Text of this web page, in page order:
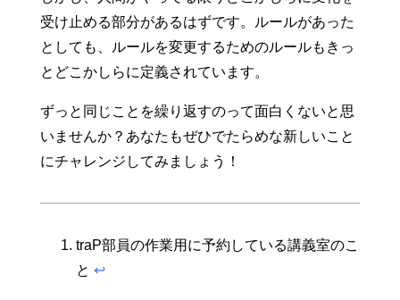
受け止める部分があるはずです。ルールがあった
としても、ルールを変更するためのルールもきっ
とどこかしらに定義されています。
ずっと同じことを繰り返すのって面白くないと思
いませんか？あなたもぜひでたらめな新しいこと
にチャレンジしてみましょう！
traP部員の作業用に予約している講義室のこ
と ↩︎